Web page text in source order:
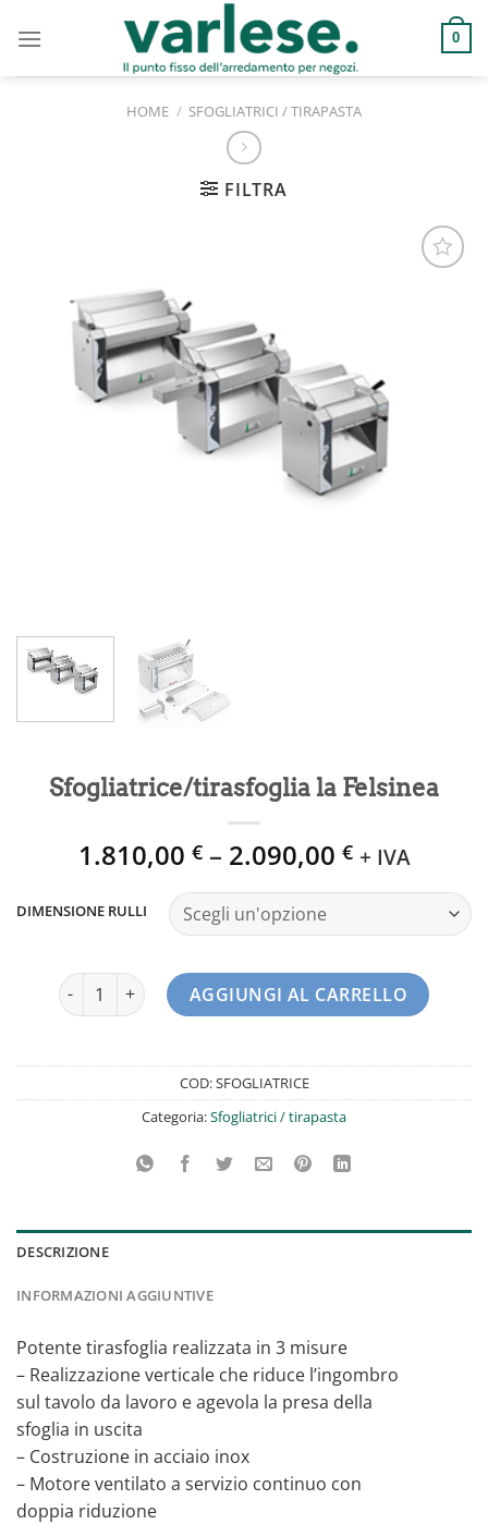
0
HOME / SFOGLIATRICI / TIRAPASTA
FILTRA
Sfogliatrice/tirasfoglia la Felsinea
1.810,00 €– 2.090,00 € + IVA
DIMENSIONE RULLI
Sfogliatrice/tirasfoglia la Felsinea quantità
AGGIUNGI AL CARRELLO
COD:SFOGLIATRICE
Categoria:Sfogliatrici / tirapasta
DESCRIZIONE
INFORMAZIONI AGGIUNTIVE
Potente tirasfoglia realizzata in 3 misure
– Realizzazione verticale che riduce l’ingombro
sul tavolo da lavoro e agevola la presa della
sfoglia in uscita
– Costruzione in acciaio inox
– Motore ventilato a servizio continuo con
doppia riduzione